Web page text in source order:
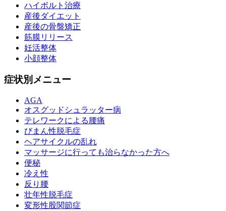
ハイボルト治療
産後ダイエット
産後の骨盤矯正
筋膜リリース
妊活整体
小顔整体
症状別メニュー
AGA
オスグッドシュラッター病
テレワークによる腰痛
びまん性脱毛症
ヘアサイクルの乱れ
マッサージに行っても治らなかった方へ
便秘
冷え性
反り腰
壮年性脱毛症
変形性股関節症